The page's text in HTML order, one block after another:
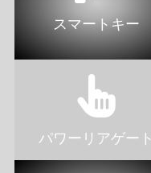
スマートキー
パワーリアゲート